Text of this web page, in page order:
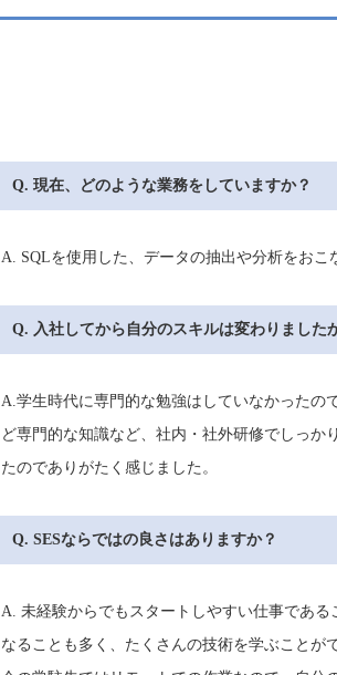
Q. 現在、どのような業務をしていますか？
A. SQLを使用した、データの抽出や分析をおこ
Q. 入社してから自分のスキルは変わりました
A.学生時代に専門的な勉強はしていなかったの
ど専門的な知識など、社内・社外研修でしっか
たのでありがたく感じました。
Q. SESならではの良さはありますか？
A. 未経験からでもスタートしやすい仕事である
なることも多く、たくさんの技術を学ぶことが